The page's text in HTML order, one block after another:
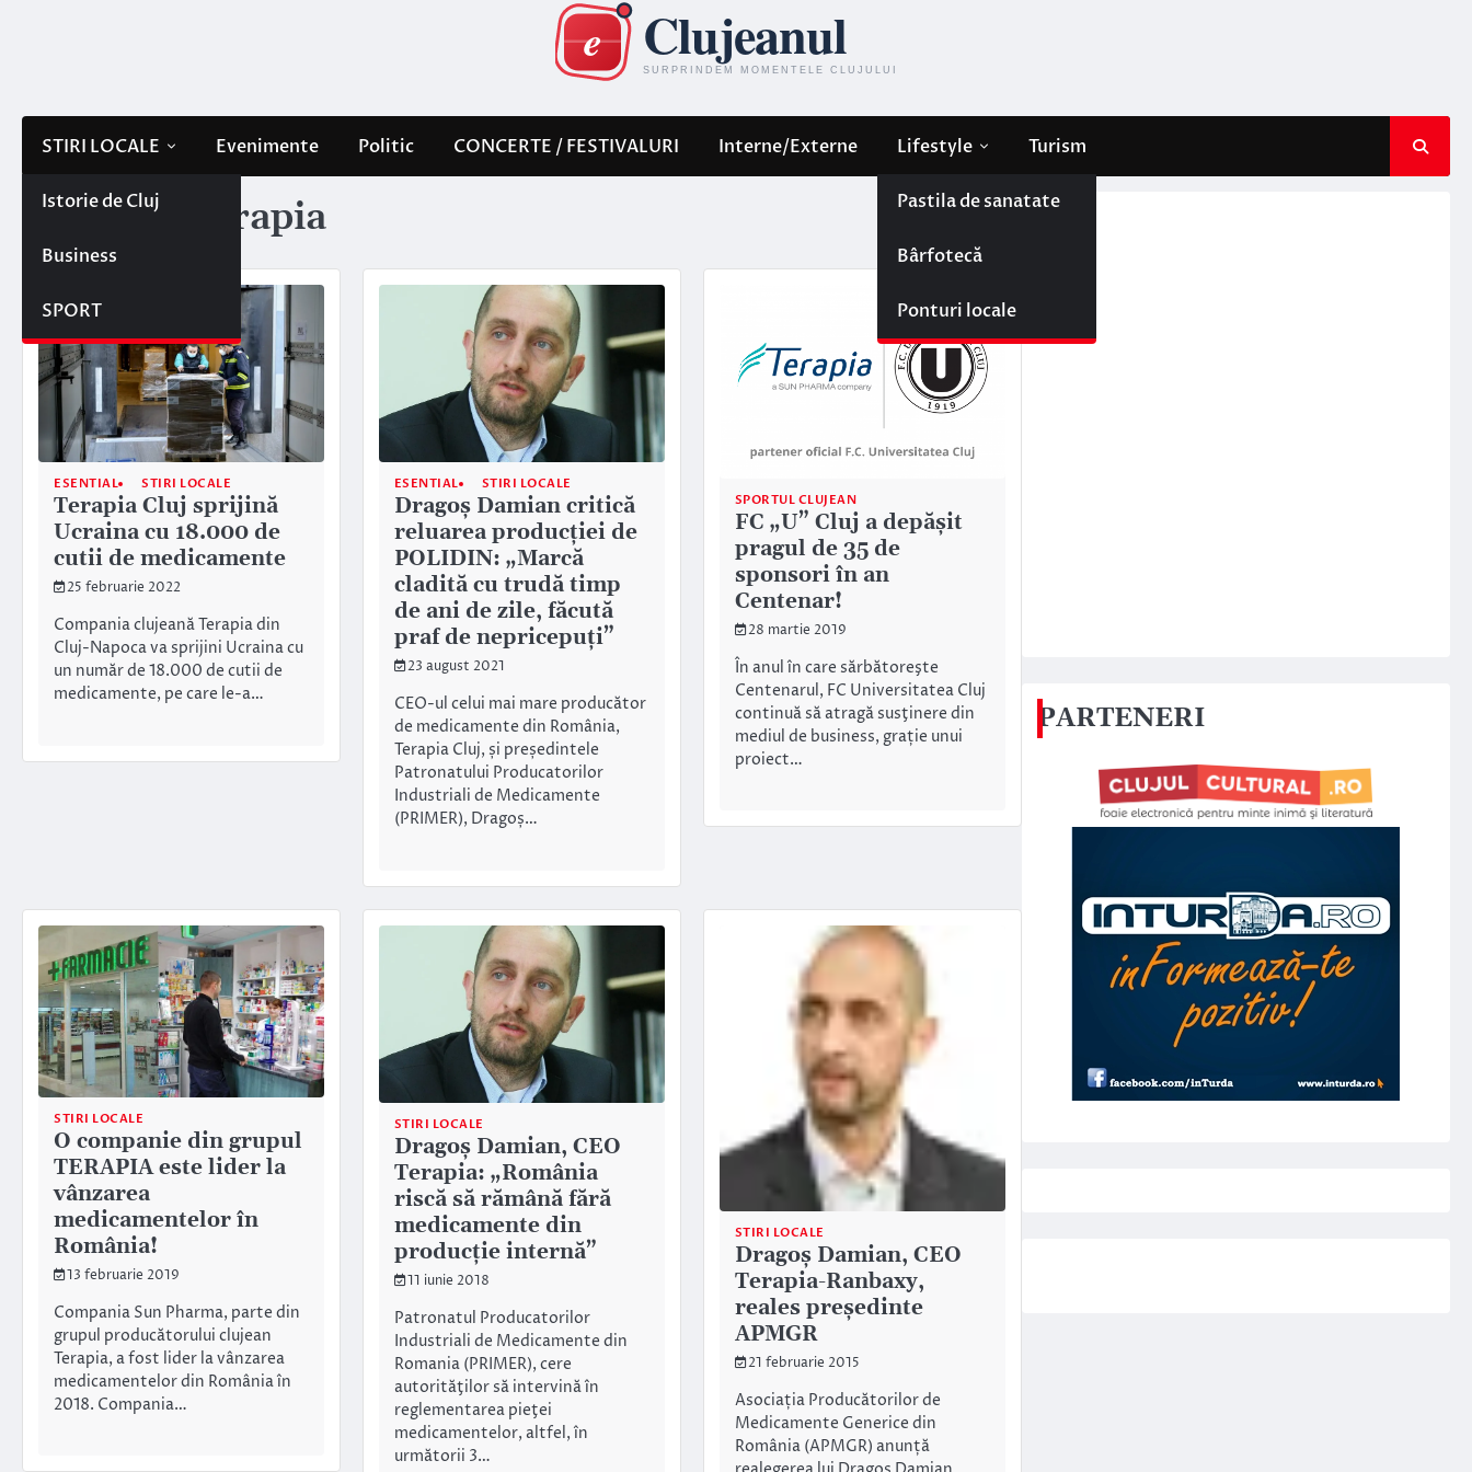
STIRI LOCALE
Istorie de Cluj
Business
SPORT
Evenimente Politic CONCERTE / FESTIVALURI Interne/Externe Lifestyle
Pastila de sanatate
Bârfotecă
Ponturi locale
Turism
Etichetă: terapia
ESENTIAL STIRI LOCALE
Terapia Cluj sprijină
Ucraina cu 18.000 de
cutii de medicamente
25 februarie 2022
Compania clujeană Terapia din
Cluj-Napoca va sprijini Ucraina cu
un număr de 18.000 de cutii de
medicamente, pe care le-a…
ESENTIAL STIRI LOCALE
Dragoș Damian critică
reluarea producției de
POLIDIN: „Marcă
cladită cu trudă timp
de ani de zile, făcută
praf de nepricepuți”
23 august 2021
CEO-ul celui mai mare producător
de medicamente din România,
Terapia Cluj, și președintele
Patronatului Producatorilor
Industriali de Medicamente
(PRIMER), Dragoș…
SPORTUL CLUJEAN
FC „U” Cluj a depășit
pragul de 35 de
sponsori în an
Centenar!
28 martie 2019
În anul în care sărbătoreşte
Centenarul, FC Universitatea Cluj
continuă să atragă susţinere din
mediul de business, grație unui
proiect…
STIRI LOCALE
O companie din grupul
TERAPIA este lider la
vânzarea
medicamentelor în
România!
13 februarie 2019
Compania Sun Pharma, parte din
grupul producătorului clujean
Terapia, a fost lider la vânzarea
medicamentelor din România în
2018. Compania…
STIRI LOCALE
Dragoș Damian, CEO
Terapia: „România
riscă să rămână fără
medicamente din
producţie internă”
11 iunie 2018
Patronatul Producatorilor
Industriali de Medicamente din
Romania (PRIMER), cere
autorităţilor să intervină în
reglementarea pieţei
medicamentelor, altfel, în
următorii 3…
STIRI LOCALE
Dragoș Damian, CEO
Terapia-Ranbaxy,
reales președinte
APMGR
21 februarie 2015
Asociația Producătorilor de
Medicamente Generice din
România (APMGR) anunță
PARTENERI